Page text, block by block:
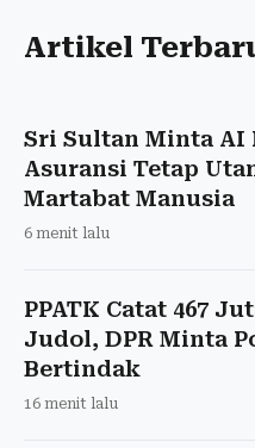
Artikel
Sri Sultan Minta
Asuransi Tetap
Martabat Manusia
6 menit lalu
PPATK Catat 467
Judol, DPR Minta
Bertindak
16 menit lalu